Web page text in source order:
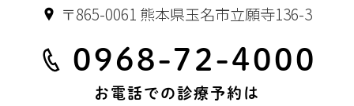
〒865-0061 熊本県玉名市立願寺136-3
0968-72-4000
お電話での診療予約は